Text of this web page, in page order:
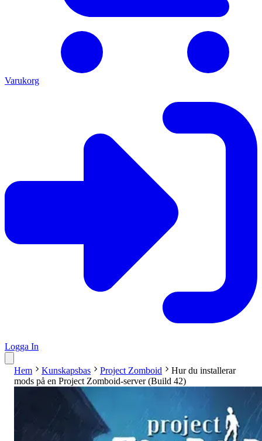
Varukorg
Logga In
Hem Kunskapsbas Project Zomboid
Hur du installerar
mods på en Project Zomboid-server (Build 42)